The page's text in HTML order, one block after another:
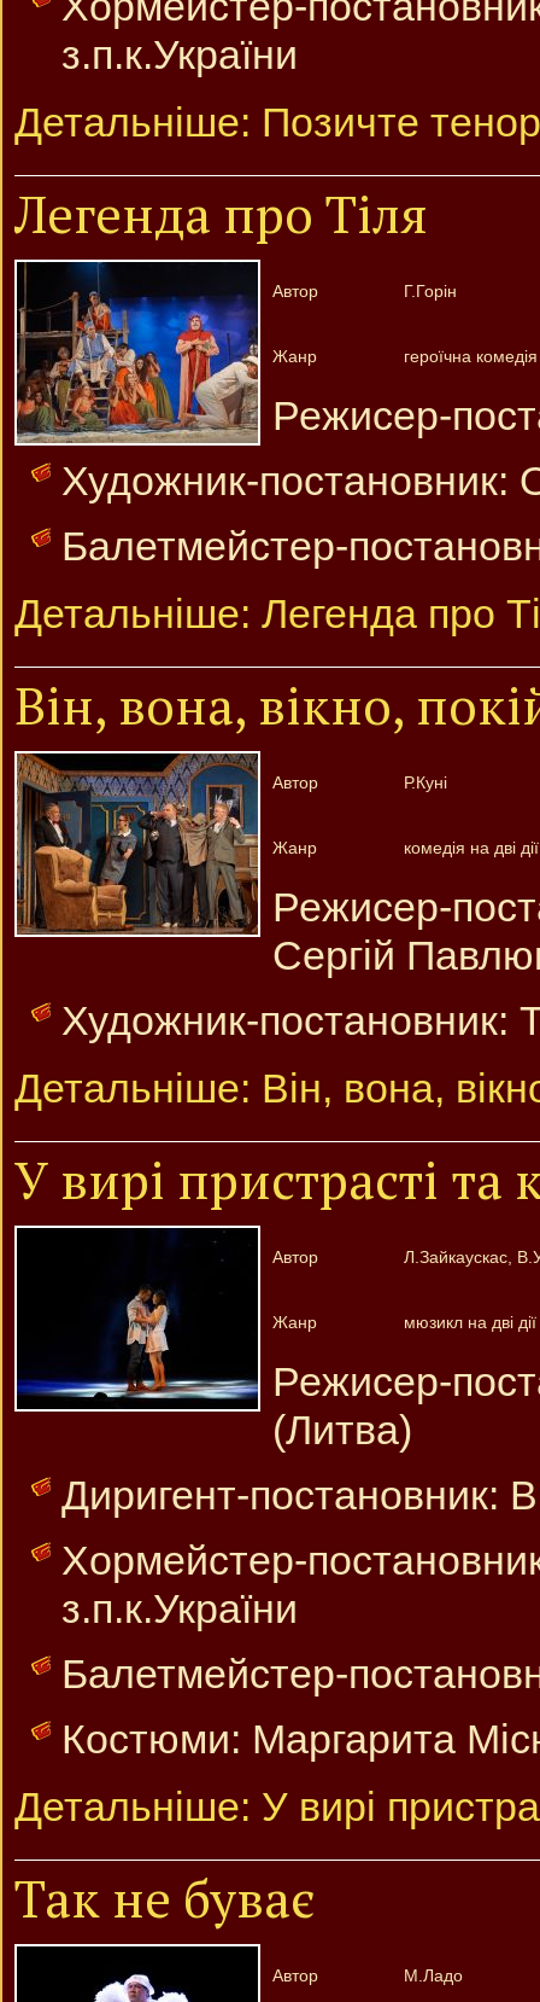
з.п.к.України
Детальніше: Позичте
Легенда про Тіля
Автор Г.Горін
Жанр героїчна комедія
Режисер-
Художник-постановник:
Балетмейстер-
Детальніше: Легенда про
Він, вона, вікно,
Автор Р.Куні
Жанр комедія на дві дії
Режисер-
Сергій
Художник-постановник:
Детальніше: Він, вона,
У вирі пристрасті та
Автор Л.Зайкаускас,
Жанр мюзикл на дві дії
Режисер-
(Литва)
Диригент-постановник:
Хормейстер-
з.п.к.України
Балетмейстер-
Костюми: Маргарита
Детальніше: У вирі
Так не буває
Автор М.Ладо